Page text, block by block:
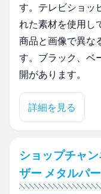
す。テレビショッ
れた素材を使用し
商品と画像で異な
す。ブラック、ベ
開があります。
詳細を見る
ショップチャ
ザー メタルパ